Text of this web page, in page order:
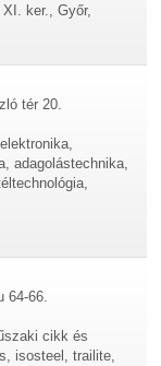
ker., Győr,
tér 20.
adagolástechnika,
64-66.
cikk és
isosteel, trailite,